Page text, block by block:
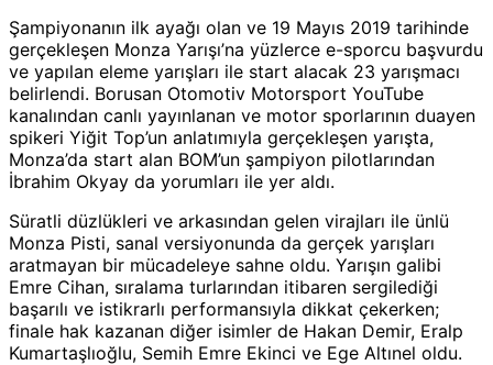
Şampiyonanın ilk ayağı olan ve 19 Mayıs 2019 tarihinde
gerçekleşen Monza Yarışı’na yüzlerce e-sporcu başvurdu
ve yapılan eleme yarışları ile start alacak 23 yarışmacı
belirlendi. Borusan Otomotiv Motorsport YouTube
kanalından canlı yayınlanan ve motor sporlarının duayen
spikeri Yiğit Top’un anlatımıyla gerçekleşen yarışta,
Monza’da start alan BOM’un şampiyon pilotlarından
İbrahim Okyay da yorumları ile yer aldı.
Süratli düzlükleri ve arkasından gelen virajları ile ünlü
Monza Pisti, sanal versiyonunda da gerçek yarışları
aratmayan bir mücadeleye sahne oldu. Yarışın galibi
Emre Cihan, sıralama turlarından itibaren sergilediği
başarılı ve istikrarlı performansıyla dikkat çekerken;
finale hak kazanan diğer isimler de Hakan Demir, Eralp
Kumartaşlıoğlu, Semih Emre Ekinci ve Ege Altınel oldu.